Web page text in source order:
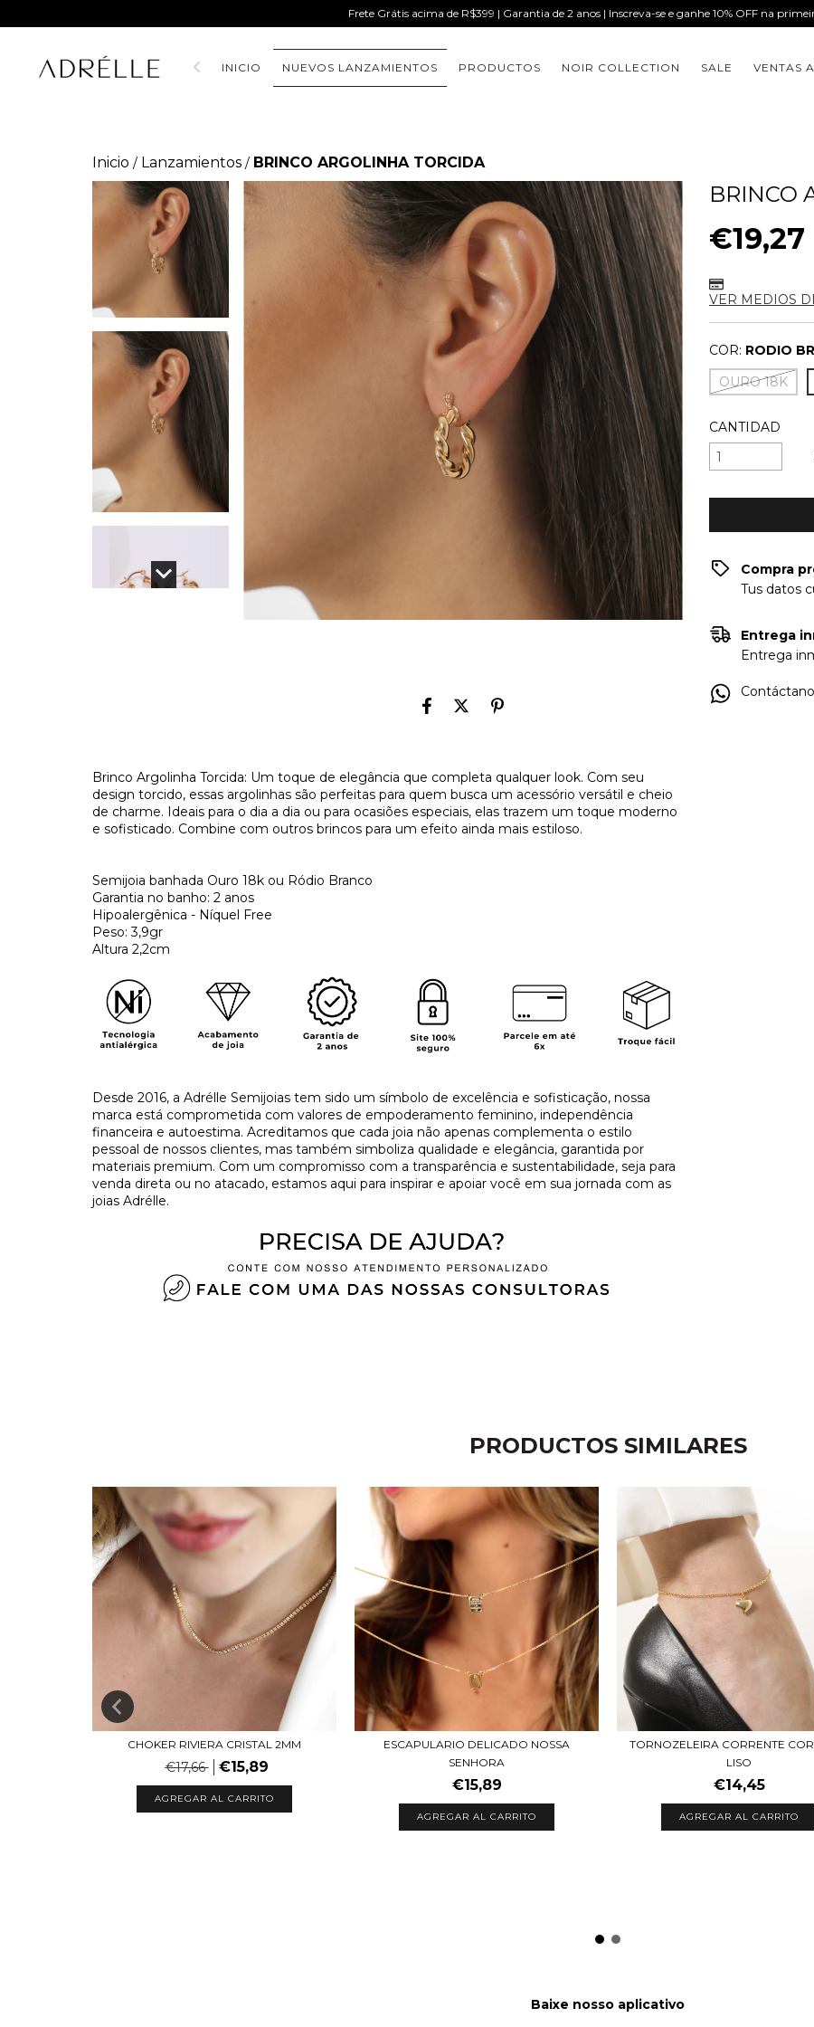
Frete Grátis acima de R$399 | Garantia de 2 anos | Inscreva-se e ganhe 10% OFF na
INICIO NUEVOS LANZAMIENTOS PRODUCTOS NOIR COLLECTION SALE VENTAS
Inicio / Lanzamientos / BRINCO ARGOLINHA TORCIDA
Brinco Argolinha Torcida: Um toque de elegância que completa qualquer look. Com seu
design torcido, essas argolinhas são perfeitas para quem busca um acessório versátil e cheio
de charme. Ideais para o dia a dia ou para ocasiões especiais, elas trazem um toque moderno
e sofisticado. Combine com outros brincos para um efeito ainda mais estiloso.
Semijoia banhada Ouro 18k ou Ródio Branco
Garantia no banho: 2 anos
Hipoalergênica - Níquel Free
Peso: 3,9gr
Altura 2,2cm
Desde 2016, a Adrélle Semijoias tem sido um símbolo de excelência e sofisticação, nossa
marca está comprometida com valores de empoderamento feminino, independência
financeira e autoestima. Acreditamos que cada joia não apenas complementa o estilo
pessoal de nossos clientes, mas também simboliza qualidade e elegância, garantida por
materiais premium. Com um compromisso com a transparência e sustentabilidade, seja para
venda direta ou no atacado, estamos aqui para inspirar e apoiar você em sua jornada com as
joias Adrélle.
BRINCO
€19,27
VER MEDIOS
COR: RODIO
OURO 18K
CANTIDAD
Compra
Tus datos
Entrega
Entrega
PRODUCTOS SIMILARES
CHOKER RIVIERA CRISTAL 2MM
€17,66 €15,89
AGREGAR AL CARRITO
ESCAPULARIO DELICADO NOSSA
SENHORA
€15,89
AGREGAR AL CARRITO
TORNOZELEIRA CORRENTE
LISO
€14,45
AGREGAR AL CARRITO
Baixe nosso aplicativo